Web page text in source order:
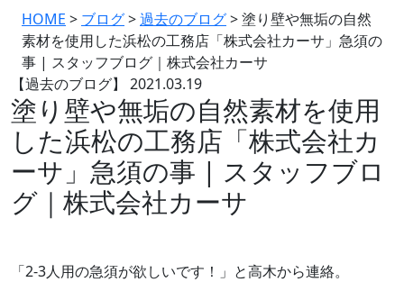
HOME > ブログ>過去のブログ>塗り壁や無垢の自然
素材を使用した浜松の工務店「株式会社カーサ」急須の
事 | スタッフブログ｜株式会社カーサ
【過去のブログ】 2021.03.19
塗り壁や無垢の自然素材を使用
した浜松の工務店「株式会社カ
ーサ」急須の事 | スタッフブロ
グ｜株式会社カーサ
「2-3人用の急須が欲しいです！」と高木から連絡。